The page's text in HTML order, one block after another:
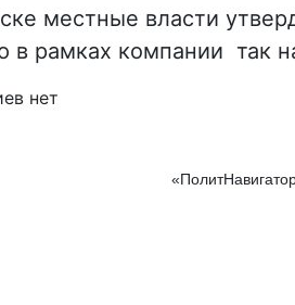
местные власти
в рамках компании так
нет